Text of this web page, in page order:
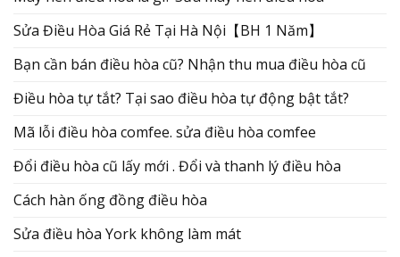
Sửa Điều Hòa Giá Rẻ Tại Hà Nội【BH 1 Năm】
Bạn cần bán điều hòa cũ? Nhận thu mua điều hòa cũ
Điều hòa tự tắt? Tại sao điều hòa tự động bật tắt?
Mã lỗi điều hòa comfee. sửa điều hòa comfee
Đổi điều hòa cũ lấy mới . Đổi và thanh lý điều hòa
Cách hàn ống đồng điều hòa
Sửa điều hòa York không làm mát